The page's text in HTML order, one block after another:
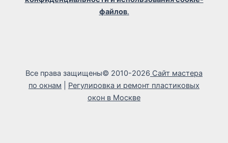
файлов.
Все права защищены© 2010-2026 Сайт мастера
по окнам
Регулировка и ремонт пластиковых
окон в Москве